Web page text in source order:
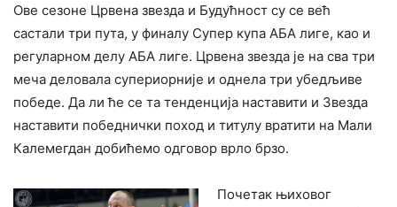
Ове сезоне Црвена звезда и Будућност су се већ
састали три пута, у финалу Супер купа АБА лиге, као и
регуларном делу АБА лиге. Црвена звезда је на сва три
меча деловала супериорније и однела три убедљиве
победе. Да ли ће се та тенденција наставити и Звезда
наставити победнички поход и титулу вратити на Мали
Калемегдан добићемо одговор врло брзо.
Почетак њиховог